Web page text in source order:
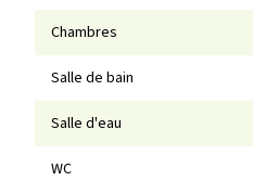
Chambres
Salle de bain
Salle d'eau
WC